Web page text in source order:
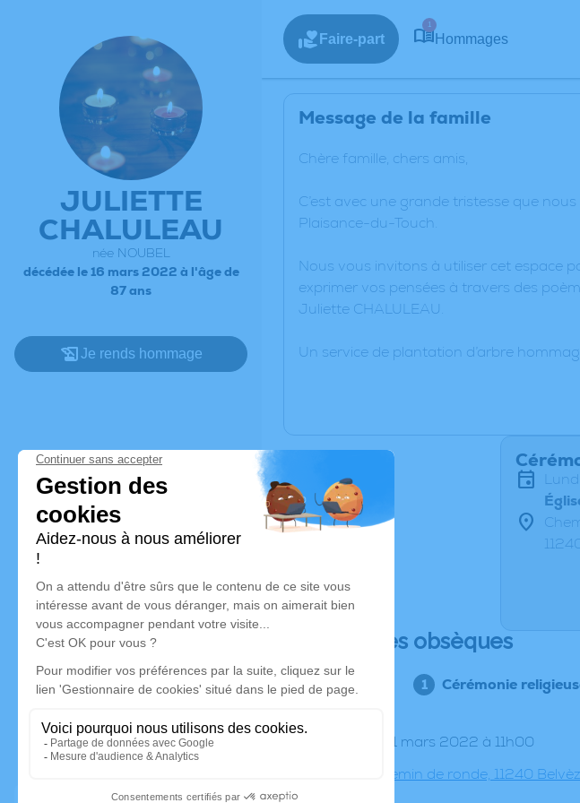
JULIETTE
CHALULEAU
née NOUBEL
décédée le 16 mars 2022 à l'âge de
87 ans
Je rends hommage
Faire-part
1
Hommages
Message de la famille
Chère famille, chers amis,
C’est avec une grande tristesse que
Plaisance-du-Touch.
Nous vous invitons à utiliser cet espace
exprimer vos pensées à travers des
Juliette CHALULEAU.
Un service de plantation d’arbre
Déroulé des obsèques
Cérémonie
Le lundi 21 mars 2022 à 11h00
Église, Chemin de ronde, 11240